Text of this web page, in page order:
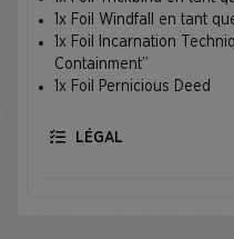
1x Foil Windfall en tant
1x Foil Incarnation
Containment”
1x Foil Pernicious Deed
LÉGAL